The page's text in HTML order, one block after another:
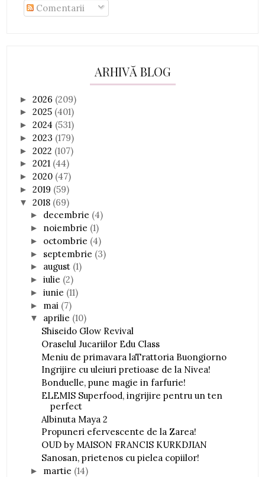
Comentarii
ARHIVĂ BLOG
►2026 (209)
►2025 (401)
►2024 (531)
►2023 (179)
►2022 (107)
►2021 (44)
►2020 (47)
►2019 (59)
▼2018 (69)
► decembrie (4)
► noiembrie (1)
► octombrie (4)
► septembrie (3)
► august (1)
►iulie (2)
►iunie (11)
► mai (7)
▼ aprilie (10)
Shiseido Glow Revival
Oraselul Jucariilor Edu Class
Meniu de primavara laTrattoria Buongiorno
Ingrijire cu uleiuri pretioase de la Nivea!
Bonduelle, pune magie in farfurie!
ELEMIS Superfood, ingrijire pentru un ten
perfect
Albinuta Maya 2
Propuneri efervescente de la Zarea!
OUD by MAISON FRANCIS KURKDJIAN
Sanosan, prietenos cu pielea copiilor!
► martie (14)